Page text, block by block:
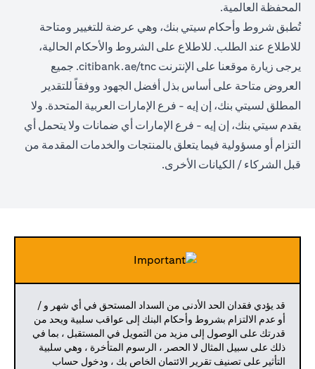
المحفظة العالمية.
تُطبق شروط وأحكام سيتي بنك، وهي عرضة للتغيير ومتاحة
للاطلاع عند الطلب. للاطلاع على الشروط والأحكام الحالية،
يرجى زيارة موقعنا على الإنترنت citibank.ae/tnc.
in a new tab
جميع
العروض متاحة على أساس بذل أفضل الجهود ووفقاً للتقدير
المطلق لسيتي بنك، إن إيه - فرع الإمارات العربية المتحدة. ولا
يقدم سيتي بنك، إن إيه - فرع الإمارات أي ضمانات ولا يتحمل أي
التزام أو مسؤولية فيما يتعلق بالمنتجات والخدمات المقدمة من
قبل الشركاء / الكيانات الأخرى.
قد يؤدي فقدان الحد الأدنى من السداد المستحق في أي شهر و /
أو عدم الالتزام بشروط وأحكام البنك إلى عواقب سلبية ويحد من
قدرتك على الوصول إلى مزيد من التمويل في المستقبل ، بما في
ذلك على سبيل المثال لا الحصر ، الرسوم المتأخرة ، وهي سلبية
التأثير على تصنيف تقرير الائتمان الخاص بك ، ودخول حساب